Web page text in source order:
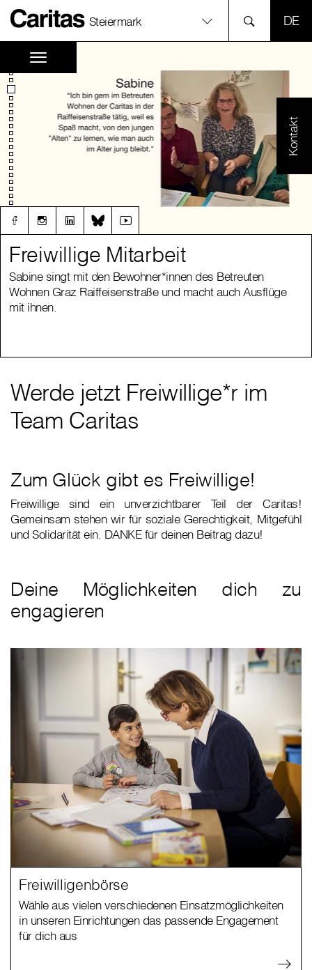
Steiermark
Kontakt
Freiwillige Mitarbeit
Sabine singt mit den Bewohner*innen des Betreuten
Wohnen Graz Raiffeisenstraße und macht auch Ausflüge
mit ihnen.
Freiwillige Mitarbeit
Sabine singt mit den Bewohner*innen des Betreuten
Wohnen Graz Raiffeisenstraße und macht auch Ausflüge
mit ihnen.
Werde jetzt Freiwillige*r im
Team Caritas
Zum Glück gibt es Freiwillige!
Freiwillige sind ein unverzichtbarer Teil der Caritas!
Gemeinsam stehen wir für soziale Gerechtigkeit, Mitgefühl
und Solidarität ein. DANKE für deinen Beitrag dazu!
Deine Möglichkeiten dich zu
engagieren
Freiwilligenbörse
Wähle aus vielen verschiedenen Einsatzmöglichkeiten
in unseren Einrichtungen das passende Engagement
für dich aus